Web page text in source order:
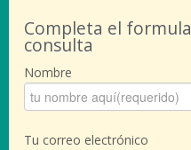
Completa el
consulta
Nombre
Tu correo electrónico